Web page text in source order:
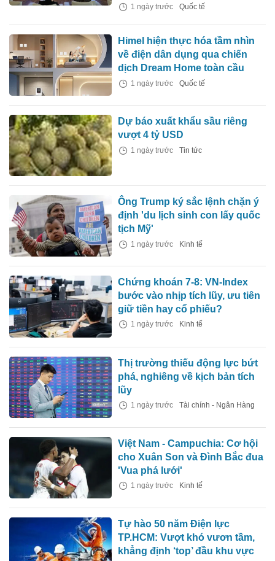
1 ngày trước Quốc tế
Himel hiện thực hóa tầm nhìn
về điện dân dụng qua chiến
dịch Dream Home toàn cầu
1 ngày trước Quốc tế
Dự báo xuất khẩu sầu riêng
vượt 4 tỷ USD
1 ngày trước Tin tức
Ông Trump ký sắc lệnh chặn ý
định 'du lịch sinh con lấy quốc
tịch Mỹ'
1 ngày trước Kinh tế
Chứng khoán 7-8: VN-Index
bước vào nhịp tích lũy, ưu tiên
giữ tiền hay cổ phiếu?
1 ngày trước Kinh tế
Thị trường thiếu động lực bứt
phá, nghiêng về kịch bản tích
lũy
1 ngày trước Tài chính - Ngân Hàng
Việt Nam - Campuchia: Cơ hội
cho Xuân Son và Đình Bắc đua
'Vua phá lưới'
1 ngày trước Kinh tế
Tự hào 50 năm Điện lực
TP.HCM: Vượt khó vươn tầm,
khẳng định ‘top’ đầu khu vực